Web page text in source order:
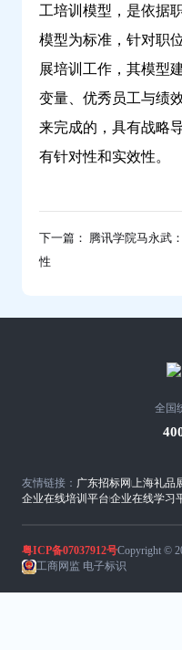
工培训模型，是依据
模型为标准，针对职
展培训工作，其模型
变量、优秀员工与绩
来完成的，具有战略
有针对性和实效性。
下一篇： 腾讯学院马永武
性
友情链接： 广东招标网 上海礼品
企业在线培训平台企业在线学习
全国
粤ICP备07037912号Copyright ©
工商网监 电子标识